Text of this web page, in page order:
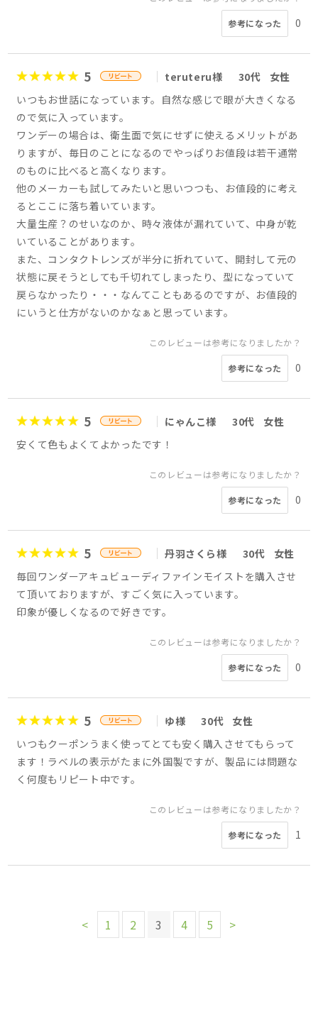
参考になった 0
5 teruteru様 30代
女性
いつもお世話になっています。自然な感じで眼が大きくなる
ので気に入っています。
ワンデーの場合は、衛生面で気にせずに使えるメリットがあ
りますが、毎日のことになるのでやっぱりお値段は若干通常
のものに比べると高くなります。
他のメーカーも試してみたいと思いつつも、お値段的に考え
るとここに落ち着いています。
大量生産？のせいなのか、時々液体が漏れていて、中身が乾
いていることがあります。
また、コンタクトレンズが半分に折れていて、開封して元の
状態に戻そうとしても千切れてしまったり、型になっていて
戻らなかったり・・・なんてこともあるのですが、お値段的
にいうと仕方がないのかなぁと思っています。
このレビューは参考になりましたか？
参考になった 0
5 にゃんこ様 30代
女性
安くて色もよくてよかったです！
このレビューは参考になりましたか？
参考になった 0
5 丹羽さくら様 30代
女性
毎回ワンダーアキュビューディファインモイストを購入させ
て頂いておりますが、すごく気に入っています。
印象が優しくなるので好きです。
このレビューは参考になりましたか？
参考になった 0
5 ゆ様 30代
女性
いつもクーポンうまく使ってとても安く購入させてもらって
ます！ラベルの表示がたまに外国製ですが、製品には問題な
く何度もリピート中です。
このレビューは参考になりましたか？
参考になった 1
< 1 2 3 4 5 >